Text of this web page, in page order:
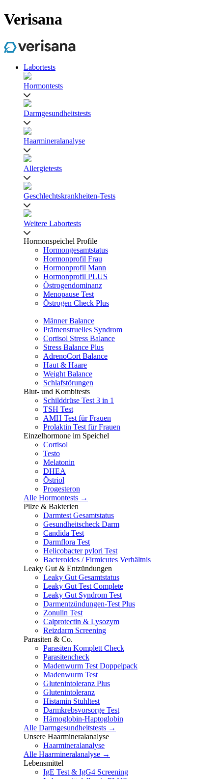
Verisana
Labortests
Hormontests
Darmgesundheitstests
Haarmineralanalyse
Allergietests
Geschlechtskrankheiten-Tests
Weitere Labortests
Hormonspeichel Profile
Hormongesamtstatus
Hormonprofil Frau
Hormonprofil Mann
Hormonprofil PLUS
Östrogendominanz
Menopause Test
Östrogen Check Plus
Männer Balance
Prämenstruelles Syndrom
Cortisol Stress Balance
Stress Balance Plus
AdrenoCort Balance
Haut & Haare
Weight Balance
Schlafstörungen
Blut- und Kombitests
Schilddrüse Test 3 in 1
TSH Test
AMH Test für Frauen
Prolaktin Test für Frauen
Einzelhormone im Speichel
Cortisol
Testo
Melatonin
DHEA
Östriol
Progesteron
Alle Hormontests →
Pilze & Bakterien
Darmtest Gesamtstatus
Gesundheitscheck Darm
Candida Test
Darmflora Test
Helicobacter pylori Test
Bacteroides / Firmicutes Verhältnis
Leaky Gut & Entzündungen
Leaky Gut Gesamtstatus
Leaky Gut Test Complete
Leaky Gut Syndrom Test
Darmentzündungen-Test Plus
Zonulin Test
Calprotectin & Lysozym
Reizdarm Screening
Parasiten & Co.
Parasiten Komplett Check
Parasitencheck
Madenwurm Test Doppelpack
Madenwurm Test
Glutenintoleranz Plus
Glutenintoleranz
Histamin Stuhltest
Darmkrebsvorsorge Test
Hämoglobin-Haptoglobin
Alle Darmgesundheitstests →
Unsere Haarmineralanalyse
Haarmineralanalyse
Alle Haarmineralanalyse →
Lebensmittel
IgE Test & IgG4 Screening